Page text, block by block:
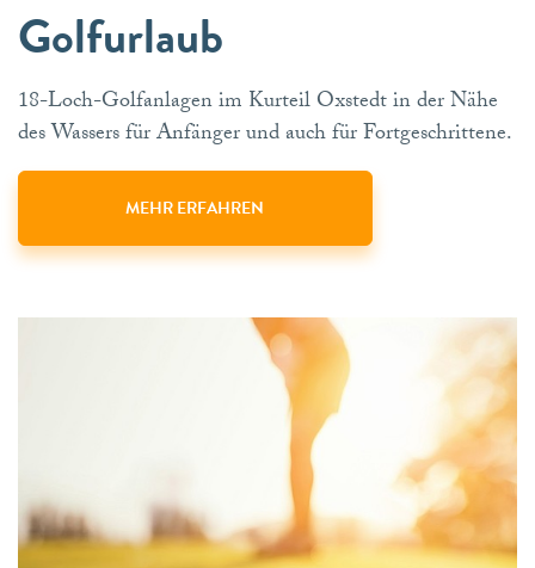
Golfurlaub
18-Loch-Golfanlagen im Kurteil Oxstedt in der Nähe
des Wassers für Anfänger und auch für Fortgeschrittene.
MEHR ERFAHREN